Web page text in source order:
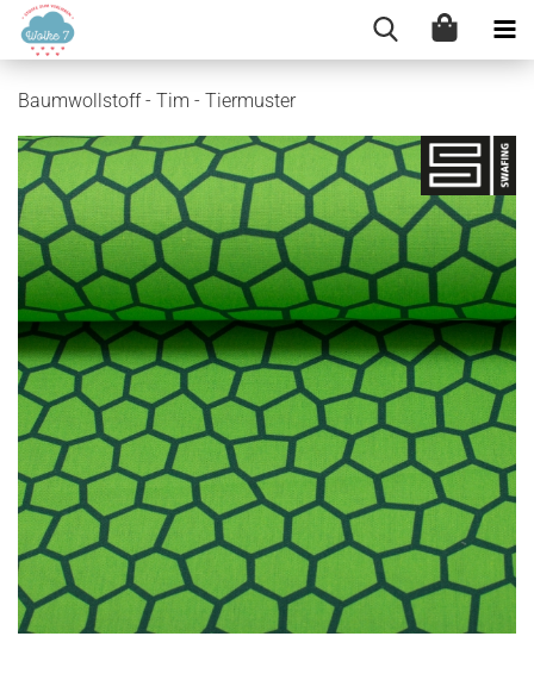
Baumwollstoff - Tim - Tiermuster